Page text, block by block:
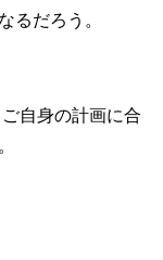
るだろう。
自身の計画に合